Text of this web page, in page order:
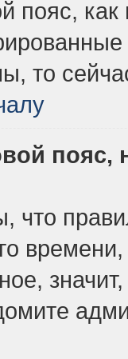
пояс,
то
пояс,
что